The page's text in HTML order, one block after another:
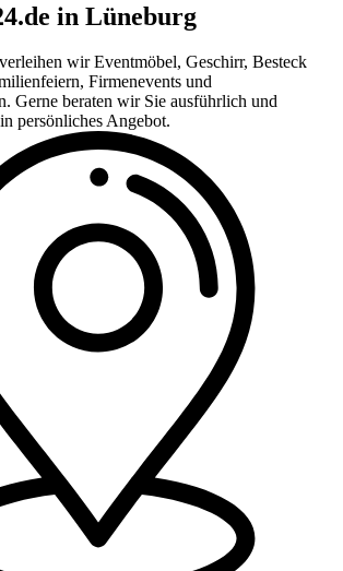
in Lüneburg
wir Eventmöbel, Geschirr, Besteck
Firmenevents und
Gerne beraten wir Sie ausführlich und
persönliches Angebot.